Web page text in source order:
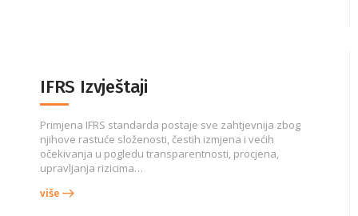
IFRS Izvještaji
Primjena IFRS standarda postaje sve zahtjevnija zbog
njihove rastuće složenosti, čestih izmjena i većih
očekivanja u pogledu transparentnosti, procjena,
upravljanja rizicima…
više